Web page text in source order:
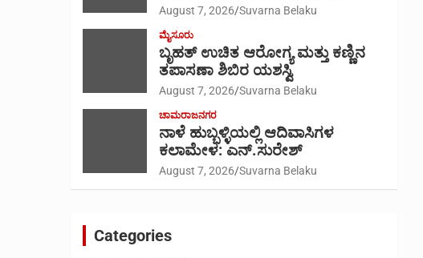
August 7, 2026 Suvarna Belaku
ಮೈಸೂರು
ಬೃಹತ್ ಉಚಿತ ಆರೋಗ್ಯ ಮತ್ತು ಕಣ್ಣಿನ
ತಪಾಸಣಾ ಶಿಬಿರ ಯಶಸ್ವಿ
August 7, 2026 Suvarna Belaku
ಚಾಮರಾಜನಗರ
ನಾಳೆ ಹುಬ್ಬಳ್ಳಿಯಲ್ಲಿ ಆದಿವಾಸಿಗಳ
ಕಲಾಮೇಳ: ಎನ್.ಸುರೇಶ್
August 7, 2026 Suvarna Belaku
Categories